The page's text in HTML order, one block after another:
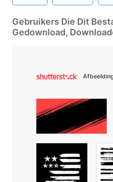
Gebruikers Die Dit
Gedownload,